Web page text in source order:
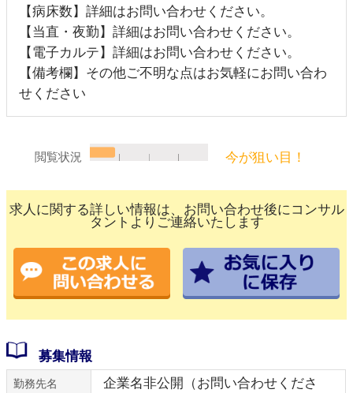
【病床数】詳細はお問い合わせください。
【当直・夜勤】詳細はお問い合わせください。
【電子カルテ】詳細はお問い合わせください。
【備考欄】その他ご不明な点はお気軽にお問い合わ
せください
閲覧状況 今が狙い目！
求人に関する詳しい情報は、お問い合わせ後にコンサル
タントよりご連絡いたします
募集情報
勤務先名
企業名非公開（お問い合わせくださ